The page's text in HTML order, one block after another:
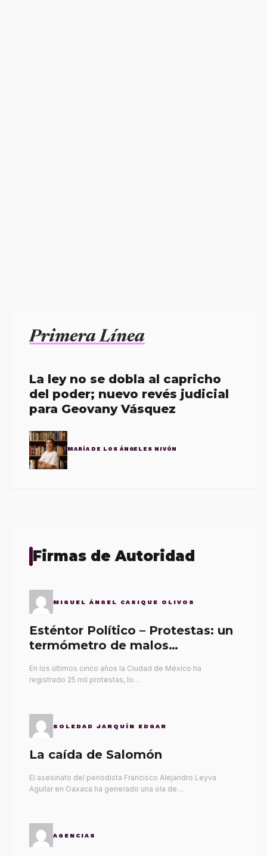
Primera Línea
La ley no se dobla al capricho
del poder; nuevo revés judicial
para Geovany Vásquez
MARÍA DE LOS ÁNGELES NIVÓN
Firmas de Autoridad
MIGUEL ÁNGEL CASIQUE OLIVOS
Esténtor Político – Protestas: un
termómetro de malos
En los últimos cinco años la Ciudad de México ha
registrado 25 mil protestas, lo…
SOLEDAD JARQUÍN EDGAR
La caída de Salomón
El asesinato del periodista Francisco Alejandro Leyva
Aguilar en Oaxaca ha generado una ola de…
AGENCIAS